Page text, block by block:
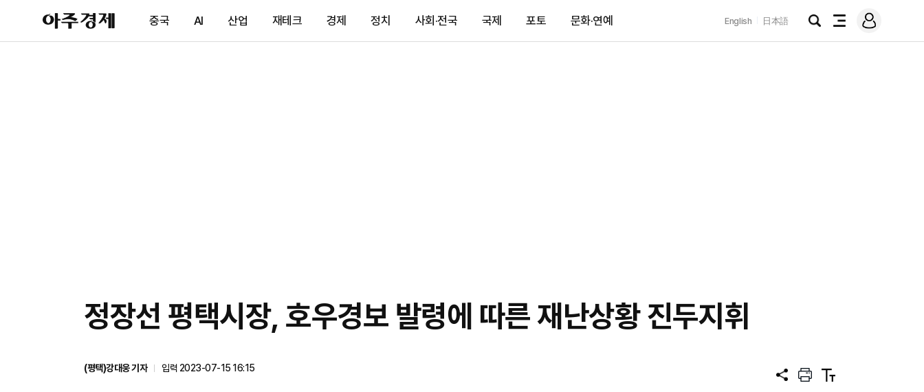
아
주
제
중국 AI 산업 재테크 경제 정치 사회·전국 국제 포토 문화·연예 English 日本語
검
전
메
그
정장선 평택시장, 호우경보 발령에 따른 재난상황 진두지휘
(평택)강대웅 기자
입력 2023-07-15 16:15
공
프
텍